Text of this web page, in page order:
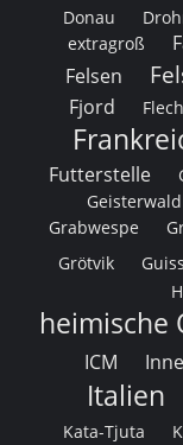
Donau
extragroß
Felsen
Fjord
Futterstelle
Geisterwald
Grabwespe
Grötvik
heimische
ICM
Italien
Kata-Tjuta